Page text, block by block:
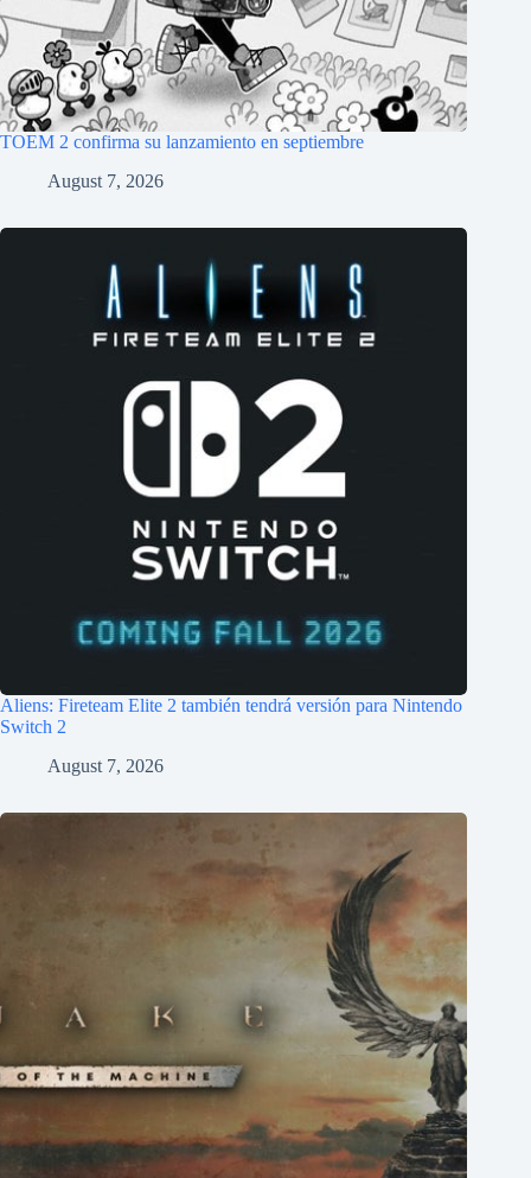
TOEM 2 confirma su lanzamiento en septiembre
August 7, 2026
Aliens: Fireteam Elite 2 también tendrá versión para Nintendo
Switch 2
August 7, 2026